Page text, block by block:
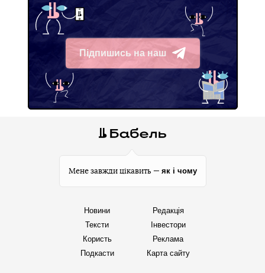
Підпишись на наш
Telegram
Мене завжди цікавить — як і чому
Новини
Тексти
Користь
Подкасти
Редакція
Інвестори
Реклама
Карта сайту